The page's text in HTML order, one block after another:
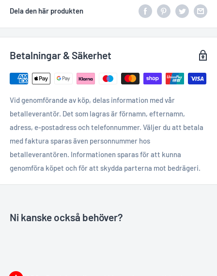
Dela den här produkten
Betalningar & Säkerhet
Vid genomförande av köp, delas information med vår
betalleverantör. Det som lagras är förnamn, efternamn,
adress, e-postadress och telefonnummer. Väljer du att betala
med faktura sparas även personnummer hos
betalleverantören. Informationen sparas för att kunna
genomföra köpet och för att skydda parterna mot bedrägeri.
Ni kanske också behöver?